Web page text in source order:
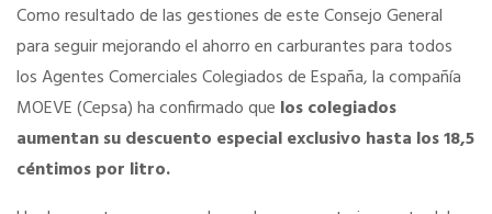
Los Colegios
Registro de actividades
Como resultado de las gestiones de este Consejo General
para seguir mejorando el ahorro en carburantes para todos
los Agentes Comerciales Colegiados de España, la compañía
MOEVE (Cepsa) ha confirmado que los colegiados
aumentan su descuento especial exclusivo hasta los 18,5
céntimos por litro.